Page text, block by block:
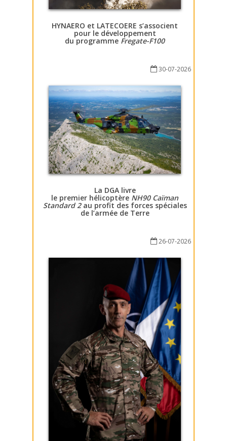
HYNAERO et LATECOERE s’associent
pour le développement
du programme Fregate-F100
30-07-2026
La DGA livre
le premier hélicoptère NH90 Caïman
Standard 2au profit des forces spéciales
de l’armée de Terre
26-07-2026